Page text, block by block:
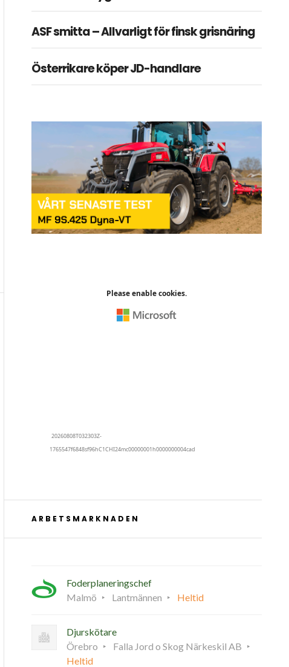
ASF smitta – Allvarligt för finsk grisnäring
Österrikare köper JD-handlare
ARBETSMARKNADEN
Foderplaneringschef
Malmö
Lantmännen Heltid
Djurskötare
Örebro
Falla Jord o Skog Närkeskil AB
Heltid